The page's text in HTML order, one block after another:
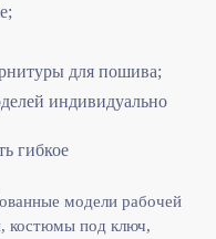
для пошива;
индивидуально
гибкое
модели рабочей
костюмы под ключ,